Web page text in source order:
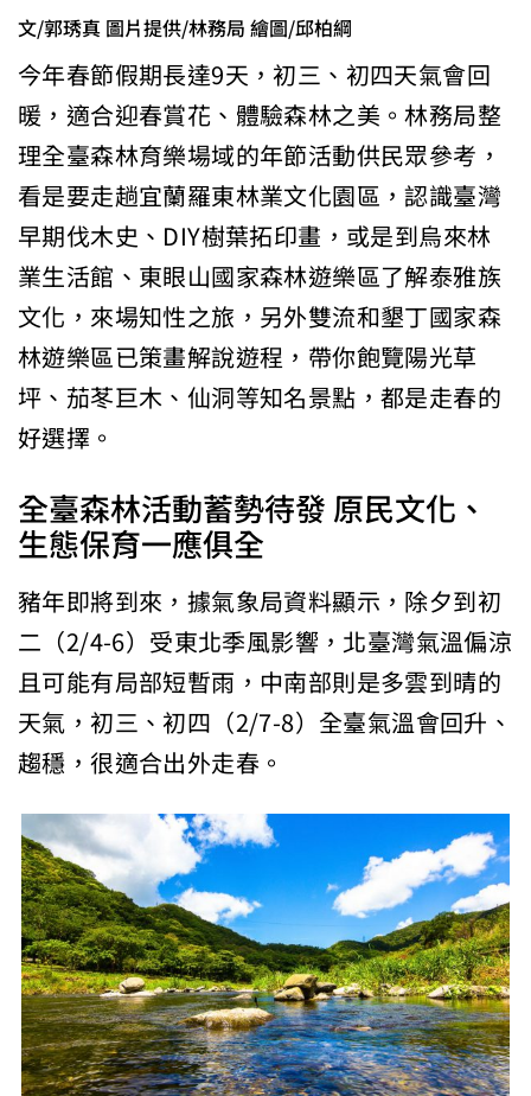
文/郭琇真 圖片提供/林務局 繪圖/邱柏綱
今年春節假期長達9天，初三、初四天氣會回
暖，適合迎春賞花、體驗森林之美。林務局整
理全臺森林育樂場域的年節活動供民眾參考，
看是要走趟宜蘭羅東林業文化園區，認識臺灣
早期伐木史、DIY樹葉拓印畫，或是到烏來林
業生活館、東眼山國家森林遊樂區了解泰雅族
文化，來場知性之旅，另外雙流和墾丁國家森
林遊樂區已策畫解說遊程，帶你飽覽陽光草
坪、茄苳巨木、仙洞等知名景點，都是走春的
好選擇。
全臺森林活動蓄勢待發 原民文化、
生態保育一應俱全
豬年即將到來，據氣象局資料顯示，除夕到初
二（2/4-6）受東北季風影響，北臺灣氣溫偏涼
且可能有局部短暫雨，中南部則是多雲到晴的
天氣，初三、初四（2/7-8）全臺氣溫會回升、
趨穩，很適合出外走春。